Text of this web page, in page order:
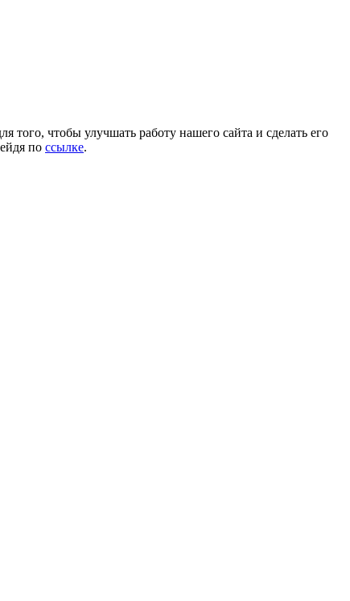
чтобы улучшать работу нашего сайта и сделать его
по ссылке.